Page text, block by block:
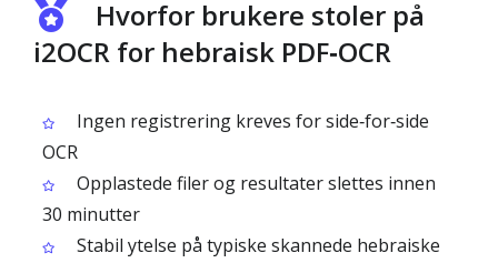
Hvorfor brukere stoler på
i2OCR for hebraisk PDF‑OCR
Ingen registrering kreves for side‑for‑side
OCR
Opplastede filer og resultater slettes innen
30 minutter
Stabil ytelse på typiske skannede hebraiske